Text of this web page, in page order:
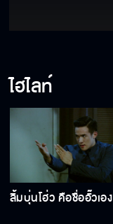
ไฮไลท์
ลิ้มบุ่นโฮ่ว คือชื่ออั๊วเอง